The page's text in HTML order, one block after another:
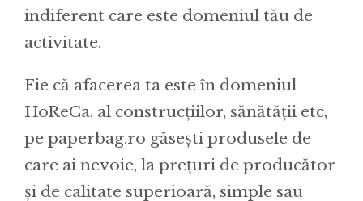
indiferent care este domeniul tău de
activitate.
Fie că afacerea ta este în domeniul
HoReCa, al construcțiilor, sănătății etc,
pe paperbag.ro găsești produsele de
care ai nevoie, la prețuri de producător
și de calitate superioară, simple sau